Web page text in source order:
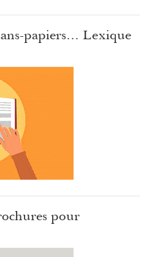
papiers… Lexique
pour